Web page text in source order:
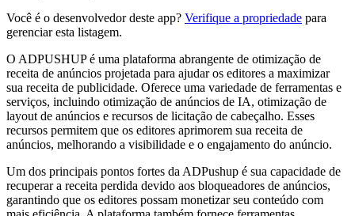
Você é o desenvolvedor deste app? Verifique a propriedade para
gerenciar esta listagem.
O ADPUSHUP é uma plataforma abrangente de otimização de
receita de anúncios projetada para ajudar os editores a maximizar
sua receita de publicidade. Oferece uma variedade de ferramentas e
serviços, incluindo otimização de anúncios de IA, otimização de
layout de anúncios e recursos de licitação de cabeçalho. Esses
recursos permitem que os editores aprimorem sua receita de
anúncios, melhorando a visibilidade e o engajamento do anúncio.
Um dos principais pontos fortes da ADPushup é sua capacidade de
recuperar a receita perdida devido aos bloqueadores de anúncios,
garantindo que os editores possam monetizar seu conteúdo com